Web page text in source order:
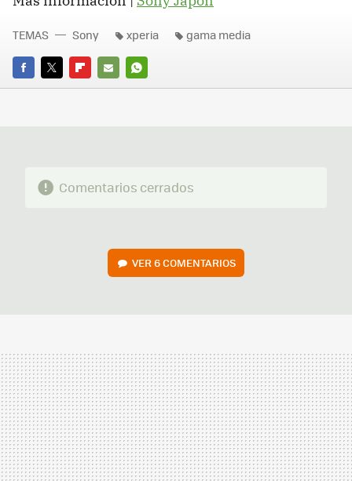
FACEBOOK
TWITTERFLIPBOARD
E-
WHATSAPP
TEMAS Sony xperia gama media
Comentarios cerrados
VER6 COMENTARIOS